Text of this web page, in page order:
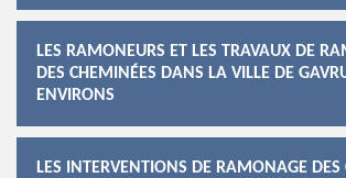
LES RAMONEURS ET LES TRAVAUX DE
DES CHEMINÉES DANS LA VILLE DE
ENVIRONS
LES INTERVENTIONS DE RAMONAGE DES